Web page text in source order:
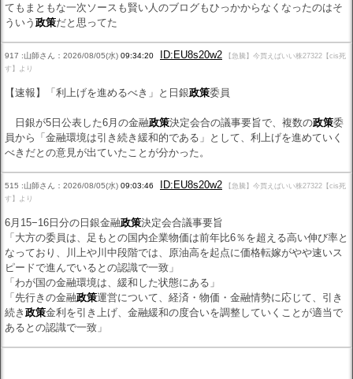
てもまともな一次ソースも賢い人のブログもひっかからなくなったのはそ
ういう 政策だと思ってた
917 :山師さん：2026/08/05(水) 09:34:20 ID:EU8s20w2
【急騰】今買えばいい株27322【cis死
す】より
【速報】「利上げを進めるべき」と日銀政策委員
日銀が5日公表した6月の金融政策決定会合の議事要旨で、複数の政策委
員から「金融環境は引き続き緩和的である」として、利上げを進めていく
べきだとの意見が出ていたことが分かった。
515 :山師さん：2026/08/05(水) 09:03:46 ID:EU8s20w2
【急騰】今買えばいい株27322【cis死
す】より
6月15−16日分の日銀金融政策決定会合議事要旨
「大方の委員は、足もとの国内企業物価は前年比6％を超える高い伸び率と
なっており、川上や川中段階では、原油高を起点に価格転嫁がやや速いス
ピードで進んでいるとの認識で一致」
「わが国の金融環境は、緩和した状態にある」
「先行きの金融政策運営について、経済・物価・金融情勢に応じて、引き
続き 政策金利を引き上げ、金融緩和の度合いを調整していくことが適当で
あるとの認識で一致」